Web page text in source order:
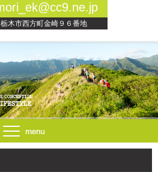
木市西方町金崎９６番地